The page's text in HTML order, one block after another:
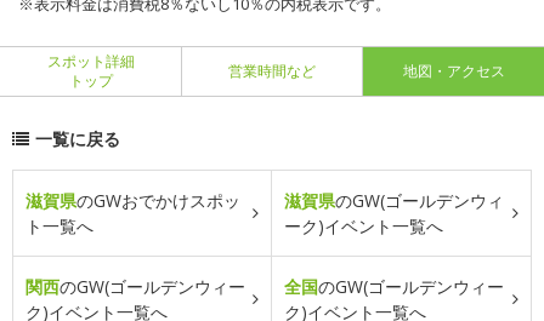
スポット詳細
トップ
営業時間など 地図・アクセス
一覧に戻る
滋賀県のGWおでかけスポッ
ト一覧へ
滋賀県のGW(ゴールデンウィ
ーク)イベント一覧へ
関西のGW(ゴールデンウィー
ク)イベント一覧へ
全国のGW(ゴールデンウィー
ク)イベント一覧へ